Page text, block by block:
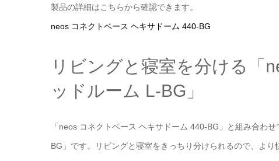
製品の詳細はこちらから確認できます。
neos コネクトベース ヘキサドーム 440-BG
リビングと寝室を分ける「
ッドルーム L-BG」
「neos コネクトベース ヘキサドーム 440-BG」と組み合わ
BG」です。リビングと寝室をきっちり分けられるので、より